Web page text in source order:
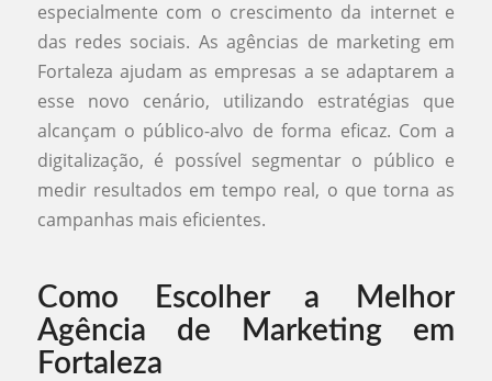
especialmente com o crescimento da internet e
das redes sociais. As agências de marketing em
Fortaleza ajudam as empresas a se adaptarem a
esse novo cenário, utilizando estratégias que
alcançam o público-alvo de forma eficaz. Com a
digitalização, é possível segmentar o público e
medir resultados em tempo real, o que torna as
campanhas mais eficientes.
Como Escolher a Melhor
Agência de Marketing em
Fortaleza